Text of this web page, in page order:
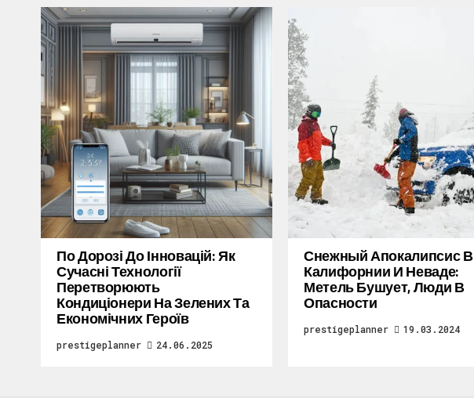
По Дорозі До Інновацій: Як
Сучасні Технології
Перетворюють
Кондиціонери На Зелених Та
Економічних Героїв
prestigeplanner 24.06.2025
Снежный Апокалипсис В
Калифорнии И Неваде:
Метель Бушует, Люди В
Опасности
prestigeplanner 19.03.2024